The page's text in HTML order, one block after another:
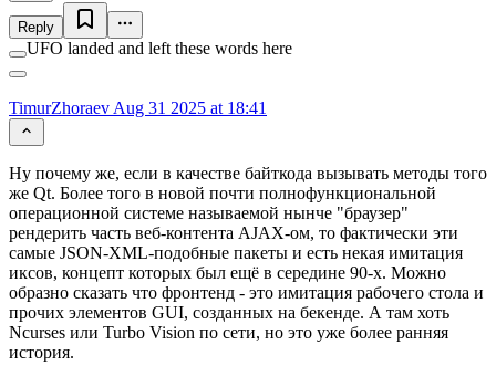
Reply
UFO landed and left these words here
TimurZhoraev Aug 31 2025 at 18:41
Ну почему же, если в качестве байткода вызывать методы того
же Qt. Более того в новой почти полнофункциональной
операционной системе называемой нынче "браузер"
рендерить часть веб-контента AJAX-ом, то фактически эти
самые JSON-XML-подобные пакеты и есть некая имитация
иксов, концепт которых был ещё в середине 90-х. Можно
образно сказать что фронтенд - это имитация рабочего стола и
прочих элементов GUI, созданных на бекенде. А там хоть
Ncurses или Turbo Vision по сети, но это уже более ранняя
история.